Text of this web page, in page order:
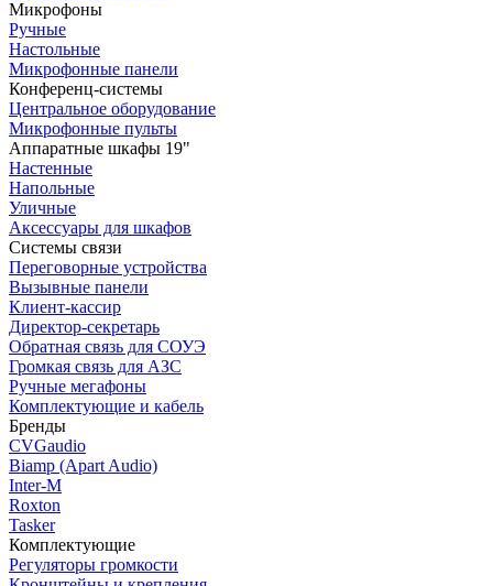
Микрофоны
Ручные
Настольные
Микрофонные панели
Конференц-системы
Центральное оборудование
Микрофонные пульты
Аппаратные шкафы 19"
Настенные
Напольные
Уличные
Аксессуары для шкафов
Системы связи
Переговорные устройства
Вызывные панели
Клиент-кассир
Директор-секретарь
Обратная связь для СОУЭ
Громкая связь для АЗС
Ручные мегафоны
Комплектующие и кабель
Бренды
CVGaudio
Biamp (Apart Audio)
Inter-M
Roxton
Tasker
Комплектующие
Регуляторы громкости